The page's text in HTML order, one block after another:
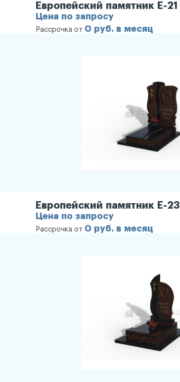
Европейский памятник Е-21
Цена по запросу
Рассрочка от 0 руб. в месяц
Европейский памятник Е-23
Цена по запросу
Рассрочка от 0 руб. в месяц